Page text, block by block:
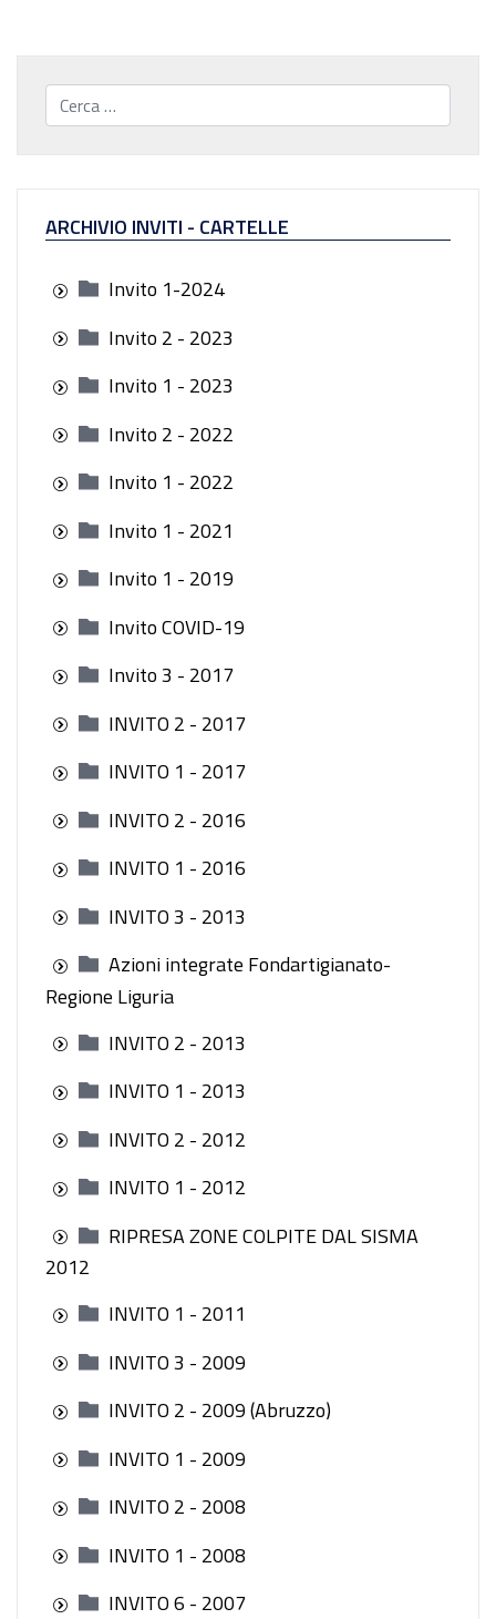
Cerca...
ARCHIVIO INVITI - CARTELLE
Invito 1-2024
Invito 2 - 2023
Invito 1 - 2023
Invito 2 - 2022
Invito 1 - 2022
Invito 1 - 2021
Invito 1 - 2019
Invito COVID-19
Invito 3 - 2017
INVITO 2 - 2017
INVITO 1 - 2017
INVITO 2 - 2016
INVITO 1 - 2016
INVITO 3 - 2013
Azioni integrate Fondartigianato-
Regione Liguria
INVITO 2 - 2013
INVITO 1 - 2013
INVITO 2 - 2012
INVITO 1 - 2012
RIPRESA ZONE COLPITE DAL SISMA
2012
INVITO 1 - 2011
INVITO 3 - 2009
INVITO 2 - 2009 (Abruzzo)
INVITO 1 - 2009
INVITO 2 - 2008
INVITO 1 - 2008
INVITO 6 - 2007